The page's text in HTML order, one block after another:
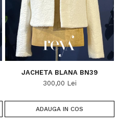
JACHETA BLANA BN39
300,00 Lei
ADAUGA IN COS